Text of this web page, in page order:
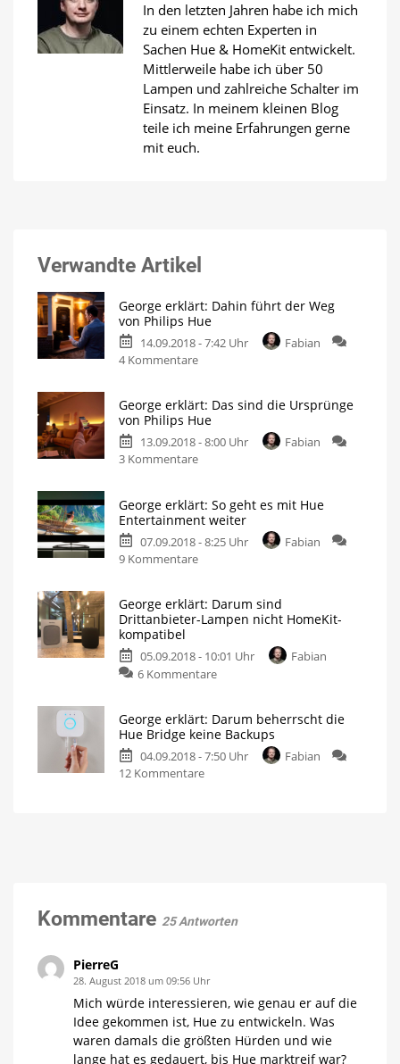
In den letzten Jahren habe ich mich
zu einem echten Experten in
Sachen Hue & HomeKit entwickelt.
Mittlerweile habe ich über 50
Lampen und zahlreiche Schalter im
Einsatz. In meinem kleinen Blog
teile ich meine Erfahrungen gerne
mit euch.
Verwandte Artikel
George erklärt: Dahin führt der Weg
von Philips Hue
14.09.2018 - 7:42 Uhr
Fabian
4 Kommentarezu
Dahin
führt
der
Weg
Hue
George erklärt: Das sind die Ursprünge
von Philips Hue
13.09.2018 - 8:00 Uhr
Fabian
3 Kommentarezu
Das
sind
die
Ursprünge
Hue
George erklärt: So geht es mit Hue
Entertainment weiter
07.09.2018 - 8:25 Uhr
Fabian
9 Kommentarezu
So
geht
mit
Hue
George erklärt: Darum sind
Drittanbieter-Lampen nicht HomeKit-
kompatibel
05.09.2018 - 10:01 Uhr
Fabian
6 Kommentarezu
Darum
sind
Drittanbieter-
George erklärt: Darum beherrscht die
Hue Bridge keine Backups
04.09.2018 - 7:50 Uhr
Fabian
12 Kommentarezu
Backups
Kommentare 25 Antworten
PierreG
28. August 2018 um 09:56 Uhr
Mich würde interessieren, wie genau er auf die
Idee gekommen ist, Hue zu entwickeln. Was
waren damals die größten Hürden und wie
lange hat es gedauert, bis Hue marktreif war?